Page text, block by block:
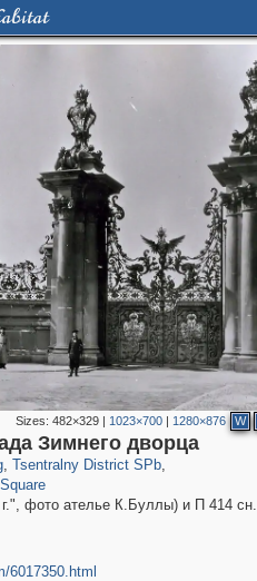
Sizes:482×329 | 1023×700 | 1280×876 W
Зимнего дворца
, Tsentralny District SPb
50,244 1,838
,
фото ателье К.Буллы) и П 414
6017350.html